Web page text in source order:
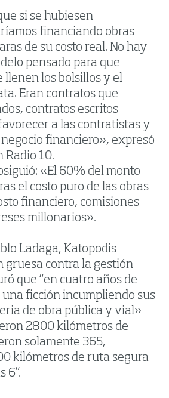
si se hubiesen
financiando obras
de su costo real. No hay
pensado para que
llenen los bolsillos y el
Eran contratos que
contratos escritos
a las contratistas y
financiero», expresó
Radio 10.
«El 60% del monto
el costo puro de las obras
financiero, comisiones
millonarios».
Ladaga, Katopodis
gruesa contra la gestión
que “en cuatro años de
ficción incumpliendo sus
de obra pública y vial»
2800 kilómetros de
solamente 365,
kilómetros de ruta segura
6”.